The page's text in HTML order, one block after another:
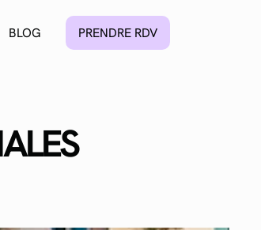
BLOG PRENDRE RDV